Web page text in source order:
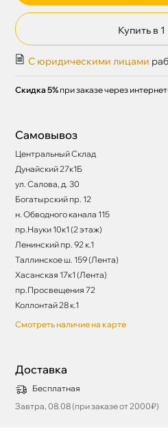
Купить в
С юридическими лицами
Скидка 5% при заказе через
Самовывоз
Центральный Склад
Дунайский 27к1Б
ул. Салова, д. 30
Богатырский пр. 12
н. Обводного канала 115
пр.Науки 10к1 (2 этаж)
Ленинский пр. 92 к.1
Таллинское ш. 159 (Лента)
Хасанская 17к1 (Лента)
пр.Просвещения 72
Коллонтай 28 к.1
Смотреть наличие на карте
Доставка
Бесплатная
Завтра, 08.08 (при заказе от 2000₽)